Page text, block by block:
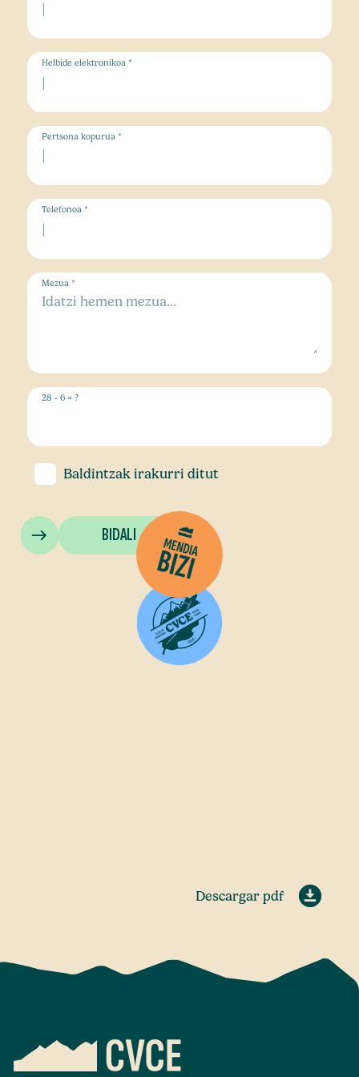
Helbide elektronikoa *
Pertsona kopurua *
Telefonoa *
Mezua *
28 - 6 = ?
Baldintzak irakurri ditut
BIDALI
Descargar pdf